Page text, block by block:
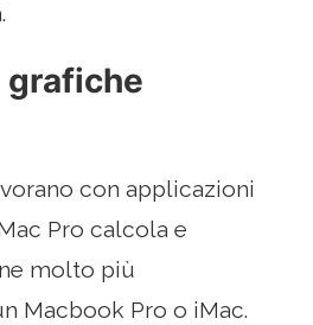
grafiche
con applicazioni
Pro calcola e
molto più
Macbook Pro o iMac.